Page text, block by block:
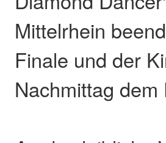
Mittelrhein
Finale und der
Nachmittag